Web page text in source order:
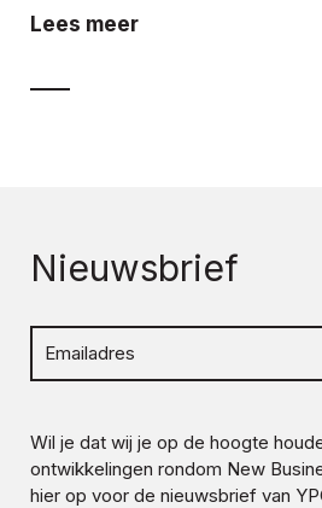
Lees meer
Nieuwsbrief
Wil je dat wij je op de hoogte
ontwikkelingen rondom New
hier op voor de nieuwsbrief van